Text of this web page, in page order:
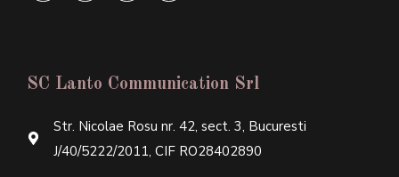
SC Lanto Communication Srl
Str. Nicolae Rosu nr. 42, sect. 3, Bucuresti
J/40/5222/2011, CIF RO28402890